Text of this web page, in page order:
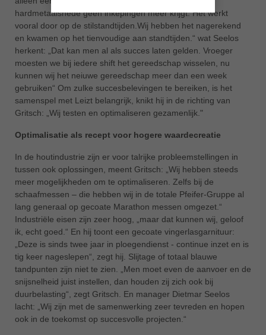
hardmetaalsnede geen inkepingen meer krijgt. Het werkt
vooral door op de stilstandtijden.Wij hebben het nagerekend
en kwamen op het tienvoudige aan standtijden.“ wat Seelos
herkent: „Dat kan men al als succes laten gelden. Vroeger
moesten we bij iedere shift het gereedschap wisselen, nu
kunnen wij het neiuwe gereedschap meer dan een week
gebruiken“ Om zulke succesbelevingen te bereiken, is het
samenspel met Leizt belangrijk, knikt hij in de richting van
Gritsch: „Wij testen en optimaliseren gezamenlijk."
Optimalisatie als recept voor hogere waardecreatie
In de houtindustrie zijn er voor talrijke probleemstellingen in
tussen ook oplossingen, meent Gritsch: „Wij hebben steeds
meer mogelijkheden om te optimaliseren. Zelfs bij de
schaafmessen – die hebben wij in de totale Pfeifer-Gruppe al
lang generaal op gecoate Marathon messen omgezet.“
Industriële eisen zijn zeer hoog, „maar dat kunnen wij, geloof
ik, echt goed.“ En hij toont een gecoate vingerlasgarnituur:
„Deze is sinds twee jaar in ploegendienst - continue inzet en is
tig keer nageslepen“, zegt hij. Slijtage of totaal blauwe
tandpunten zijn niet te zien. „Men moet even de aanvoer en de
snijsnelheid juist instellen, dan houden zij zich ook bij
duurbelasting“, zegt Gritsch. En manager Dietmar Seelos
lacht: „Wij zijn met de samenwerking zeer tevreden en hopen
ook in de toekomst op succesvolle projecten.“